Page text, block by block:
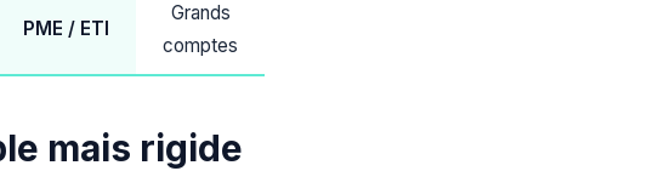
PME / ETI
Grands
comptes
mais rigide